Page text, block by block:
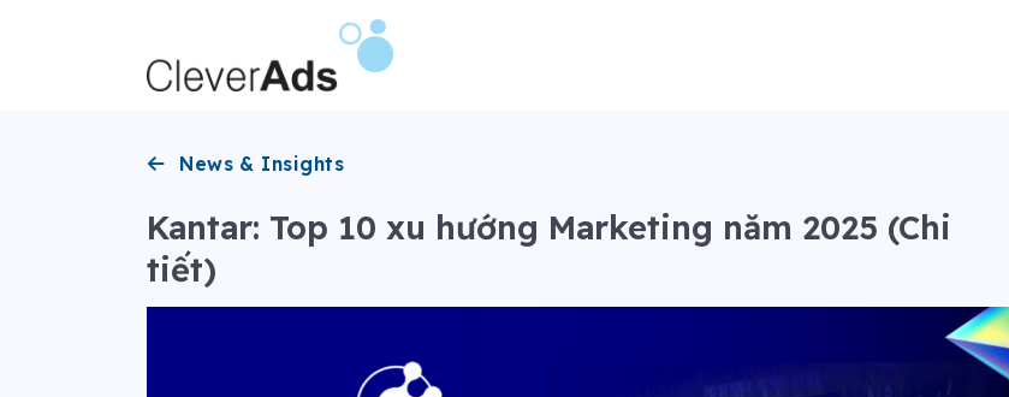
News & Insights
Kantar: Top 10 xu hướng Marketing năm 2025 (Chi
tiết)